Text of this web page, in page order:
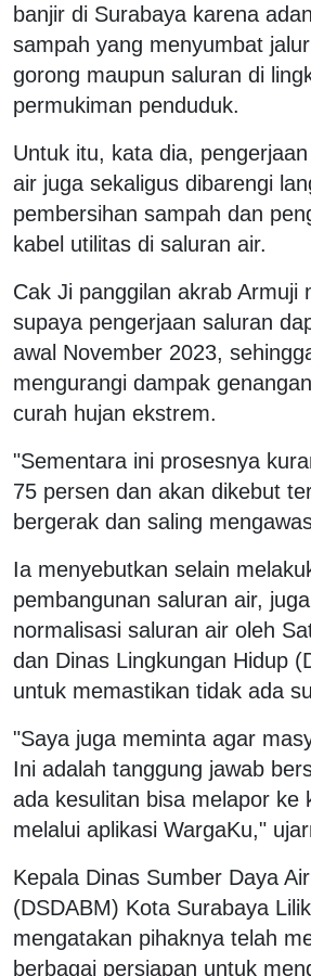
banjir di Surabaya karena
sampah yang menyumbat
gorong maupun saluran di
permukiman penduduk.
Untuk itu, kata dia,
air juga sekaligus dibarengi
pembersihan sampah dan
kabel utilitas di saluran air.
Cak Ji panggilan akrab Armuji
supaya pengerjaan saluran
awal November 2023,
mengurangi dampak
curah hujan ekstrem.
"Sementara ini prosesnya
75 persen dan akan dikebut
bergerak dan saling
Ia menyebutkan selain
pembangunan saluran air,
normalisasi saluran air oleh
dan Dinas Lingkungan Hidup
untuk memastikan tidak ada
"Saya juga meminta agar
Ini adalah tanggung jawab
ada kesulitan bisa melapor ke
melalui aplikasi WargaKu,"
Kepala Dinas Sumber Daya
(DSDABM) Kota Surabaya
mengatakan pihaknya telah
berbagai persiapan untuk